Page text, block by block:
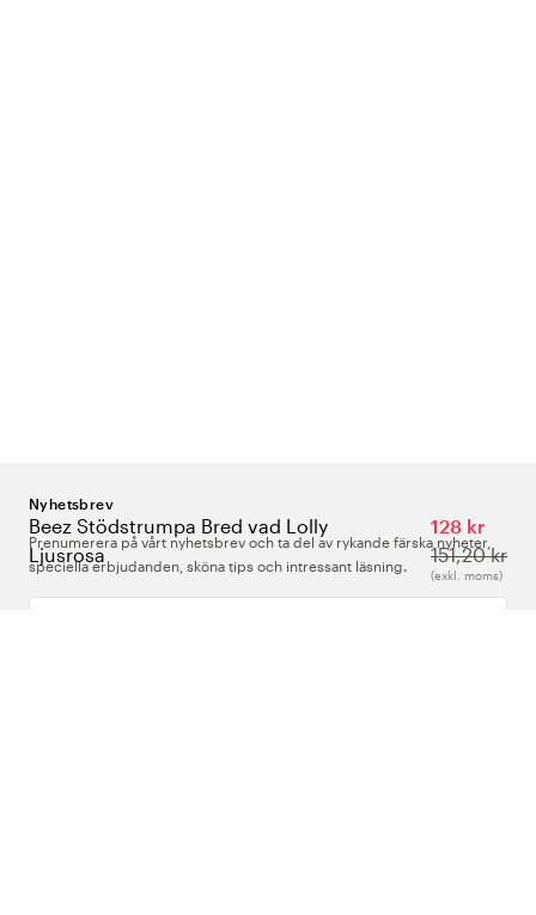
Beez Stödstrumpa Bred vad Lolly
Ljusrosa
128 kr
151,20 kr
(exkl. moms)
Nyhetsbrev
Prenumerera på vårt nyhetsbrev och ta del av rykande färska nyheter,
speciella erbjudanden, sköna tips och intressant läsning.
Ange din e-postadress